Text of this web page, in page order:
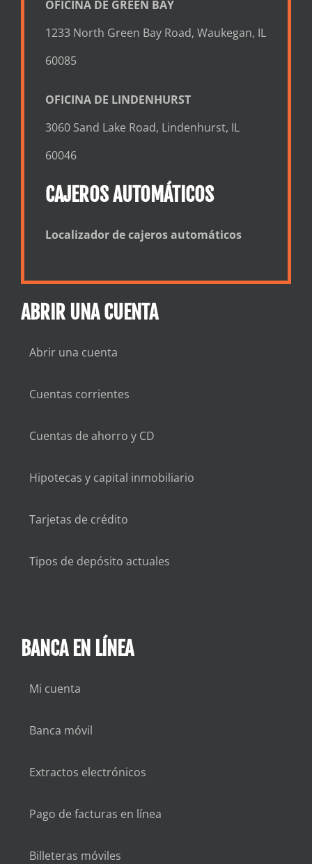
OFICINA DE GREEN BAY
1233 North Green Bay Road, Waukegan, IL
60085
OFICINA DE LINDENHURST
3060 Sand Lake Road, Lindenhurst, IL
60046
CAJEROS AUTOMÁTICOS
Localizador de cajeros automáticos
ABRIR UNA CUENTA
Abrir una cuenta
Cuentas corrientes
Cuentas de ahorro y CD
Hipotecas y capital inmobiliario
Tarjetas de crédito
Tipos de depósito actuales
BANCA EN LÍNEA
Mi cuenta
Banca móvil
Extractos electrónicos
Pago de facturas en línea
Billeteras móviles